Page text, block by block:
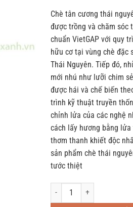
Chè tân cương thái
được trồng và chăm sóc
chuẩn VietGAP với quy
hữu cơ tại vùng chè đặc
Thái Nguyên. Tiếp đó,
mới nhú như lưỡi chim
được hái và chế biến
trình kỹ thuật truyền
chỉnh lửa của các nghệ
cách lấy hương bằng
thơm thanh khiết độc
sản phẩm chè thái
tước thiệt
Hộp Chè Tân Cương Tước